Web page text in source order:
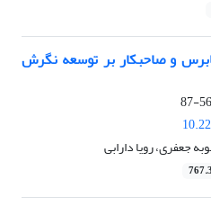
و صاحبکار بر توسعه نگرش
56-87
جعفری، رویا دارابی